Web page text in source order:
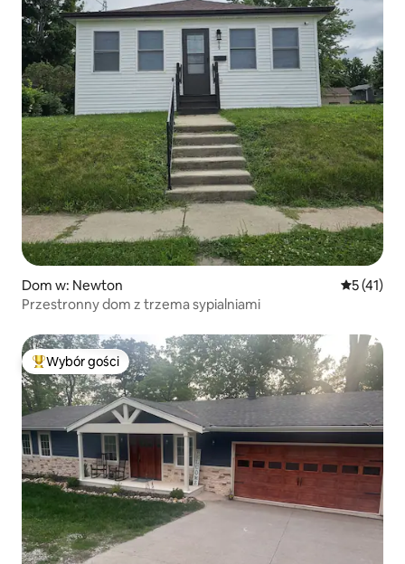
Dom w: Newton Średnia
5 (41)
Przestronny dom z trzema sypialniami
Najpopularniejsze z kategorii Wybór gości
Wybór gości